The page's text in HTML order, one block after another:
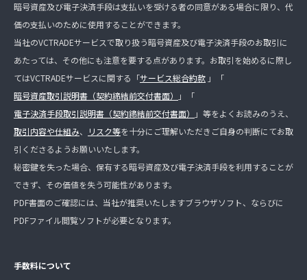
暗号資産及び電子決済手段は支払いを受ける者の同意がある場合に限り、代
価の支払いのために使用することができます。
当社のVCTRADEサービスで取り扱う暗号資産及び電子決済手段のお取引に
あたっては、その他にも注意を要する点があります。お取引を始めるに際し
てはVCTRADEサービスに関する「サービス総合約款 」「
暗号資産取引説明書（契約締結前交付書面）
」「
電子決済手段取引説明書（契約締結前交付書面）
」等をよくお読みのうえ、
取引内容や仕組み、 リスク等を十分にご理解いただきご自身の判断にてお取
引くださるようお願いいたします。
秘密鍵を失った場合、保有する暗号資産及び電子決済手段を利用することが
できず、その価値を失う可能性があります。
PDF書面のご確認には、当社が推奨いたしますブラウザソフト、ならびに
PDFファイル閲覧ソフトが必要となります。
手数料について